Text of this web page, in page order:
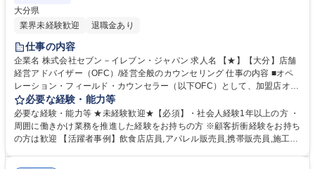
大分県
業界未経験歓迎
退職金あり
仕事の内容
企業名 株式会社セブン－イレブン・ジャパン 求人名 【★】【大分】店舗
経営アドバイザー（OFC）/経営全般のカウンセリング 仕事の内容 ■オペ
レーション・フィールド・カウンセラー（以下OFC）として、加盟店オー
ナー様が経営するコンビニエンスストアに対して、経営全般に関わる支援
を担います。定量データに基づく運営支援業務をお任せします。 【業務
例】商圏分析、競合調査、売上や販売数等データ分析、売場確認、発注や
売場作りアドバイス、個店行為計画の作成、従業員教育サポート等がござ
必要な経験・能力等
必要な経験・能力等 ★未経験歓迎★【必須】・社会人経験1年以上の方 ・
周囲に働きかけ業務を推進した経験をお持ちの方 ※顧客折衝経験をお持ち
の方は歓迎 【活躍者事例】飲食店店員,アパレル販売員,携帯販売員,施工管